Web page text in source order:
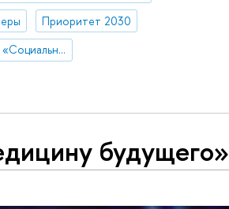
Приоритет 2030
Стратегический проект «Социальная политика устойчивого развития и инклюзивного экономического роста»
будущего»